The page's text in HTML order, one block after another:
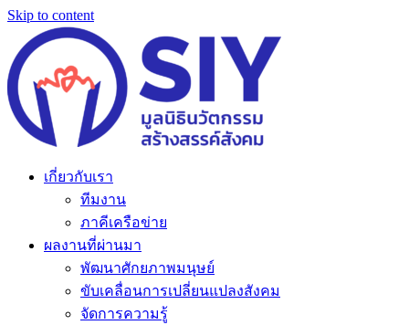
Skip to content
เกี่ยวกับเรา
ทีมงาน
ภาคีเครือข่าย
ผลงานที่ผ่านมา
พัฒนาศักยภาพมนุษย์
ขับเคลื่อนการเปลี่ยนแปลงสังคม
จัดการความรู้